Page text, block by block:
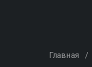
Главная /